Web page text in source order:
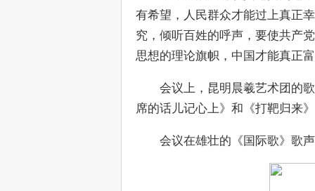
有希望，人民群众才能过上真正
究，倾听百姓的呼声，要使共产
思想的理论旗帜，中国才能真正
会议上，昆明晨羲艺术团的歌
席的话儿记心上》和《打靶归来
会议在雄壮的《国际歌》歌声